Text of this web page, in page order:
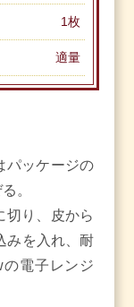
1枚
適量
パッケージの
。
切り、皮から
みを入れ、耐
電子レンジ